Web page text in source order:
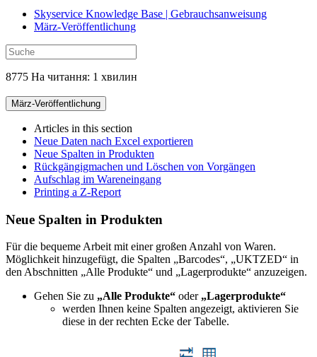
Skyservice Knowledge Base | Gebrauchsanweisung
März-Veröffentlichung
8775 На читання: 1 хвилин
März-Veröffentlichung
Articles in this section
Neue Daten nach Excel exportieren
Neue Spalten in Produkten
Rückgängigmachen und Löschen von Vorgängen
Aufschlag im Wareneingang
Printing a Z-Report
Neue Spalten in Produkten
Für die bequeme Arbeit mit einer großen Anzahl von Waren.
Möglichkeit hinzugefügt, die Spalten „Barcodes“, „UKTZED“ in
den Abschnitten „Alle Produkte“ und „Lagerprodukte“ anzuzeigen.
Gehen Sie zu „Alle Produkte“ oder „Lagerprodukte“
werden Ihnen keine Spalten angezeigt, aktivieren Sie
diese in der rechten Ecke der Tabelle.